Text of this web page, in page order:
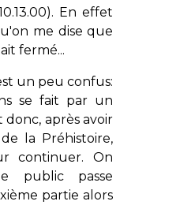
En effet
me dise que
fermé...
un peu confus:
se fait par un
donc, après avoir
la Préhistoire,
continuer. On
public passe
partie alors